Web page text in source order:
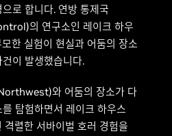
로 합니다. 연방 통제국
의 연구소인 레이크 하우
한 실험이 현실과 어둠의 장소
이 발생했습니다.
와 어둠의 장소가 다
탐험하면서 레이크 하우스
렬한 서바이벌 호러 경험을